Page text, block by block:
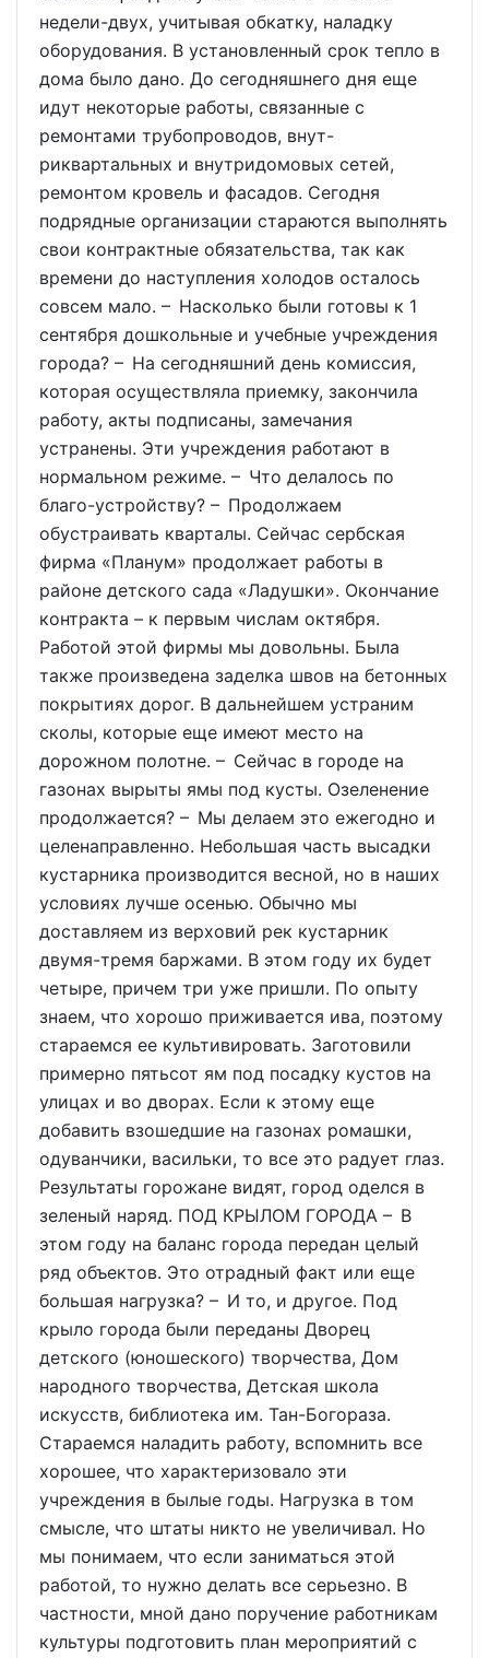
недели-двух, учитывая обкатку, наладку
оборудования. В установленный срок тепло в
дома было дано. До сегодняшнего дня еще
идут некоторые работы, связанные с
ремонтами трубопроводов, внут-
риквартальных и внутридомовых сетей,
ремонтом кровель и фасадов. Сегодня
подрядные организации стараются выполнять
свои контрактные обязательства, так как
времени до наступления холодов осталось
совсем мало. – Насколько были готовы к 1
сентября дошкольные и учебные учреждения
города? – На сегодняшний день комиссия,
которая осуществляла приемку, закончила
работу, акты подписаны, замечания
устранены. Эти учреждения работают в
нормальном режиме. – Что делалось по
благо-устройству? – Продолжаем
обустраивать кварталы. Сейчас сербская
фирма «Планум» продолжает работы в
районе детского сада «Ладушки». Окончание
контракта – к первым числам октября.
Работой этой фирмы мы довольны. Была
также произведена заделка швов на бетонных
покрытиях дорог. В дальнейшем устраним
сколы, которые еще имеют место на
дорожном полотне. – Сейчас в городе на
газонах вырыты ямы под кусты. Озеленение
продолжается? – Мы делаем это ежегодно и
целенаправленно. Небольшая часть высадки
кустарника производится весной, но в наших
условиях лучше осенью. Обычно мы
доставляем из верховий рек кустарник
двумя-тремя баржами. В этом году их будет
четыре, причем три уже пришли. По опыту
знаем, что хорошо приживается ива, поэтому
стараемся ее культивировать. Заготовили
примерно пятьсот ям под посадку кустов на
улицах и во дворах. Если к этому еще
добавить взошедшие на газонах ромашки,
одуванчики, васильки, то все это радует глаз.
Результаты горожане видят, город оделся в
зеленый наряд. ПОД КРЫЛОМ ГОРОДА – В
этом году на баланс города передан целый
ряд объектов. Это отрадный факт или еще
большая нагрузка? – И то, и другое. Под
крыло города были переданы Дворец
детского (юношеского) творчества, Дом
народного творчества, Детская школа
искусств, библиотека им. Тан-Богораза.
Стараемся наладить работу, вспомнить все
хорошее, что характеризовало эти
учреждения в былые годы. Нагрузка в том
смысле, что штаты никто не увеличивал. Но
мы понимаем, что если заниматься этой
работой, то нужно делать все серьезно. В
частности, мной дано поручение работникам
культуры подготовить план мероприятий с